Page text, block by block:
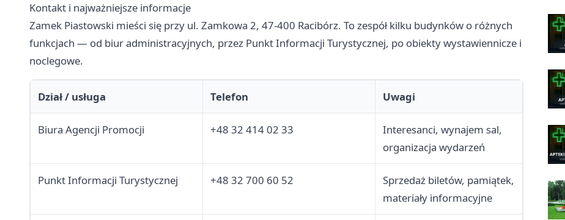
Kontakt i najważniejsze informacje
Zamek Piastowski mieści się przy ul. Zamkowa 2, 47-400 Racibórz. To zespół kilku budynków o różnych
funkcjach — od biur administracyjnych, przez Punkt Informacji Turystycznej, po obiekty wystawiennicze i
noclegowe.
Dział / usługa Telefon Uwagi
Biura Agencji Promocji +48 32 414 02 33
Interesanci, wynajem sal,
organizacja wydarzeń
Punkt Informacji Turystycznej +48 32 700 60 52
Sprzedaż biletów, pamiątek,
materiały informacyjne